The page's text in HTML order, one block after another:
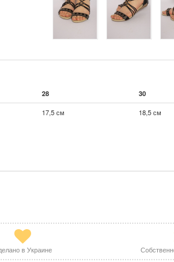
28 30
17,5 см 18,5 см
в Украине